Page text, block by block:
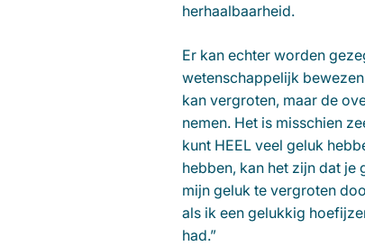
herhaalbaarheid.
Er kan echter worden
wetenschappelijk
kan vergroten, maar de
nemen. Het is misschien
kunt HEEL veel geluk
hebben, kan het zijn dat
mijn geluk te vergroten
als ik een gelukkig
had.”